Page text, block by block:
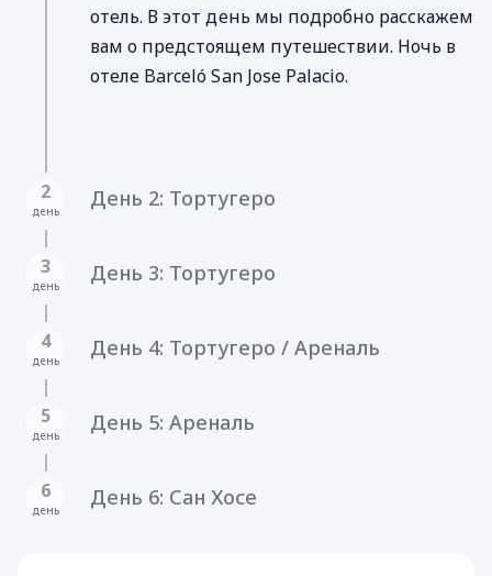
отель. В этот день мы подробно расскажем
вам о предстоящем путешествии. Ночь в
отеле Barceló San Jose Palacio.
2
день День 2: Тортугеро
3
день День 3: Тортугеро
4
день День 4: Тортугеро / Ареналь
5
день День 5: Ареналь
6
день День 6: Сан Хосе